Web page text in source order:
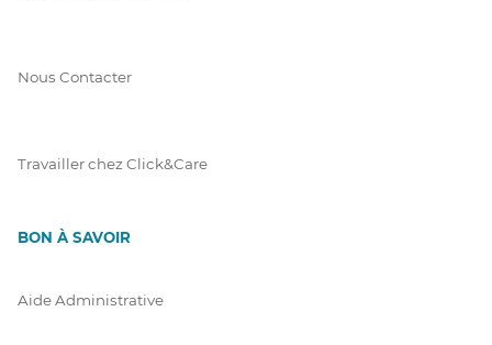
Nous Contacter
Travailler chez Click&Care
BON À SAVOIR
Aide Administrative